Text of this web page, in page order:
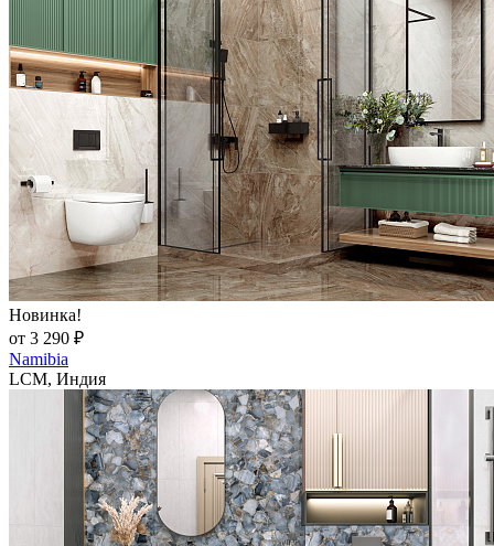
Новинка!
от 3 290 ₽
Namibia
LCM, Индия